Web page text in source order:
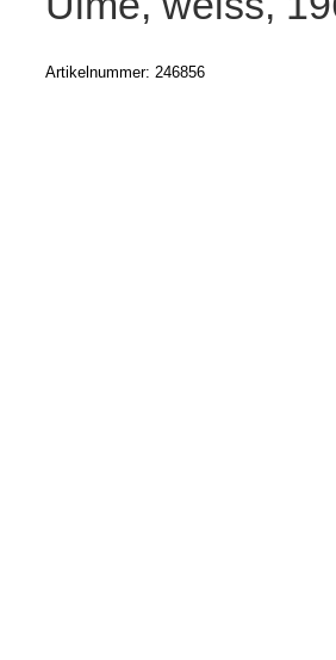
Artikelnummer: 246856